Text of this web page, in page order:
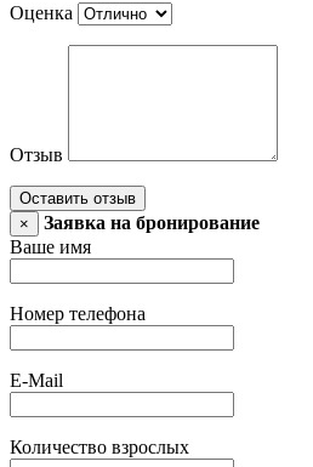
Оценка
Отзыв
Оставить отзыв
×
Заявка на бронирование
Ваше имя
Номер телефона
E-Mail
Количество взрослых